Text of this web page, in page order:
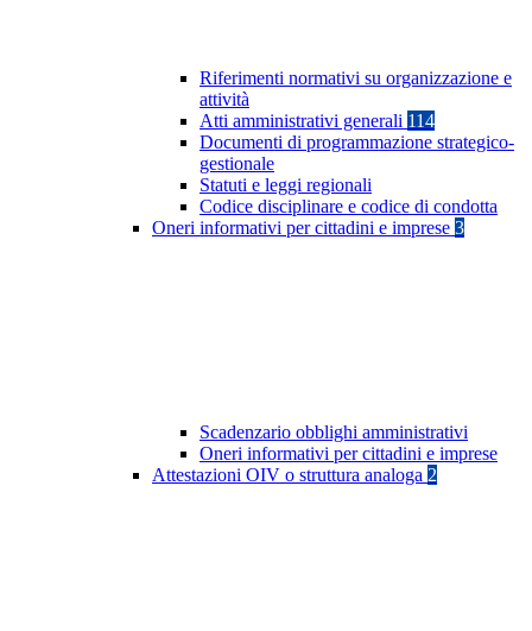
Riferimenti normativi su organizzazione e
attività
Atti amministrativi generali 114
Documenti di programmazione strategico-
gestionale
Statuti e leggi regionali
Codice disciplinare e codice di condotta
Oneri informativi per cittadini e imprese 3
Scadenzario obblighi amministrativi
Oneri informativi per cittadini e imprese
Attestazioni OIV o struttura analoga 2